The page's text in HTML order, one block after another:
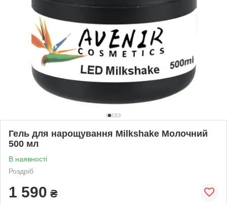
Гель для нарощування Milkshake Молочний
500 мл
В наявності
Роздріб
1 590 ₴